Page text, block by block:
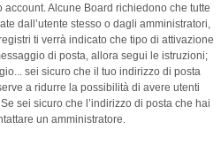
Alcune Board richiedono che tutte
dall’utente stesso o dagli amministratori,
ti verrà indicato che tipo di attivazione
di posta, allora segui le istruzioni;
sei sicuro che il tuo indirizzo di posta
a ridurre la possibilità di avere utenti
sei sicuro che l’indirizzo di posta che hai
un amministratore.